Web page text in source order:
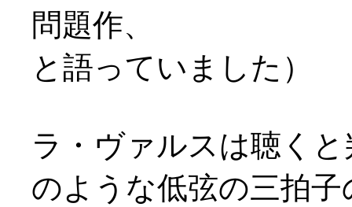
問題作、
と語っていました）
ラ・ヴァルスは聴く
のような低弦の三拍